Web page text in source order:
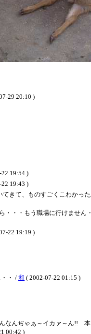
29 20:10 )
19:54 )
19:43 )
きて、ものすごくこわかっ
・・・もう職場に行けません
22 19:19 )
・ / 和 ( 2002-07-22 01:15 )
んぢゃぁ～イカァ～ん!! 本
00:42 )